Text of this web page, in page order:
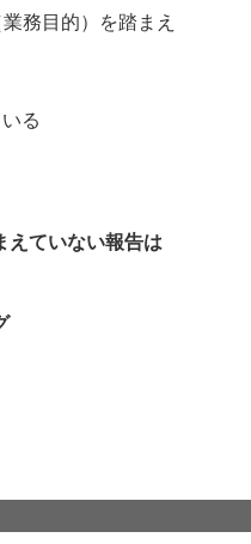
務目的）を踏まえ
る
えていない報告は